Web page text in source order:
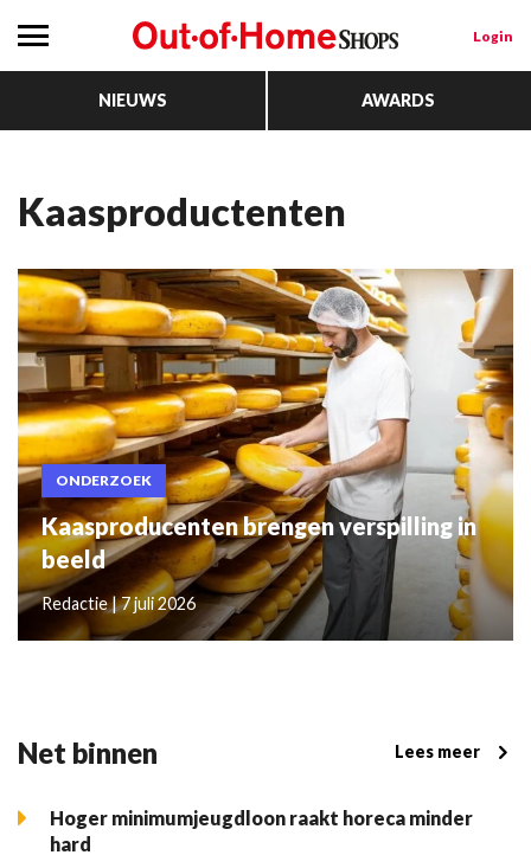
Login
NIEUWS AWARDS
Kaasproductenten
ONDERZOEK
Kaasproducenten brengen verspilling in
beeld
Redactie | 7 juli 2026
Net binnen Lees meer
Hoger minimumjeugdloon raakt horeca minder
hard